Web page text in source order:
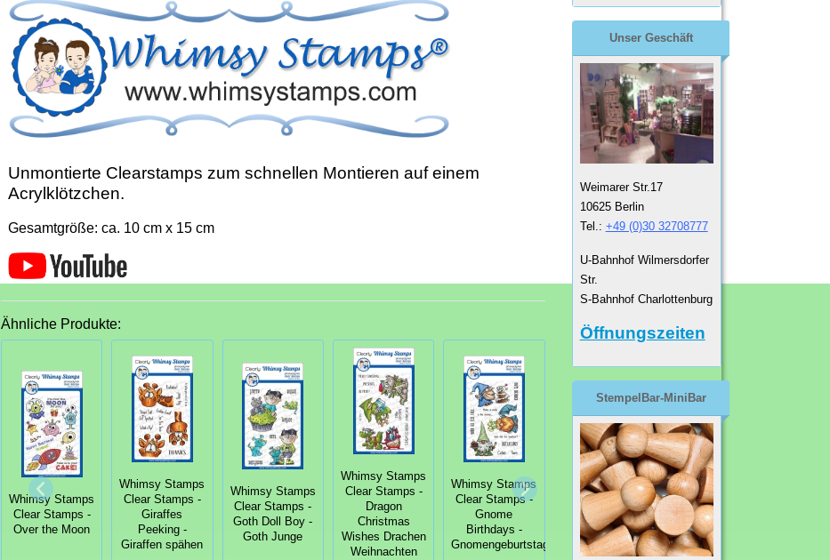
Unmontierte Clearstamps zum schnellen Montieren auf einem
Acrylklötzchen.
Gesamtgröße: ca. 10 cm x 15 cm
Ähnliche Produkte:
Whimsy Stamps
Clear Stamps -
Over the Moon
Whimsy Stamps
Clear Stamps -
Giraffes
Peeking -
Giraffen spähen
Whimsy Stamps
Clear Stamps -
Goth Doll Boy -
Goth Junge
Whimsy Stamps
Clear Stamps -
Dragon
Christmas
Wishes Drachen
Weihnachten
Whimsy Stamps
Clear Stamps -
Gnome
Birthdays -
Gnomengeburtstage
Whimsy Stamps
Clear Stamps -
Hippo Fun in the
Sun
Whimsy Stamps
Clear Stamps -
Flamingo Fun -
Flamingo-Spaß
Unser Geschäft
Weimarer Str.17
10625 Berlin
Tel.: +49 (0)30 32708777
U-Bahnhof Wilmersdorfer
Str.
S-Bahnhof Charlottenburg
Öffnungszeiten
StempelBar-MiniBar